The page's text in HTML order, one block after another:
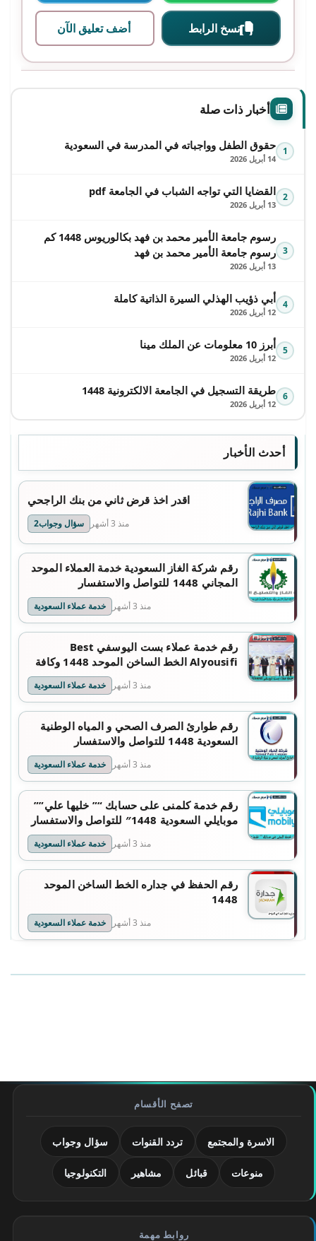
نسخ الرابط أضف تعليق الآن
أخبار ذات صلة
1 حقوق الطفل وواجباته في المدرسة في السعودية
14 أبريل 2026
2 القضايا التي تواجه الشباب في الجامعة pdf
13 أبريل 2026
3
رسوم جامعة الأمير محمد بن فهد بكالوريوس 1448 كم
رسوم جامعة الأمير محمد بن فهد
13 أبريل 2026
4 أبي ذؤيب الهذلي السيرة الذاتية كاملة
12 أبريل 2026
5 أبرز 10 معلومات عن الملك مينا
12 أبريل 2026
6 طريقة التسجيل في الجامعة الالكترونية 1448
12 أبريل 2026
أحدث الأخبار
اقدر اخذ قرض ثاني من بنك الراجحي
منذ 3 أشهر سؤال وجواب2
رقم شركة الغاز السعودية خدمة العملاء الموحد
المجاني 1448 للتواصل والاستفسار
منذ 3 أشهر خدمة عملاء السعودية
رقم خدمة عملاء بست اليوسفي Best
Alyousifi الخط الساخن الموحد 1448 وكافة
منذ 3 أشهر خدمة عملاء السعودية
رقم طوارئ الصرف الصحي و المياه الوطنية
السعودية 1448 للتواصل والاستفسار
منذ 3 أشهر خدمة عملاء السعودية
رقم خدمة كلمنى على حسابك “” خليها علي””
موبايلي السعودية 1448″ للتواصل والاستفسار
منذ 3 أشهر خدمة عملاء السعودية
رقم الحفظ في جداره الخط الساخن الموحد
1448
منذ 3 أشهر خدمة عملاء السعودية
تصفح الأقسام
الاسرة والمجتمع تردد القنوات سؤال وجواب
منوعات قبائل مشاهير التكنولوجيا
روابط مهمة